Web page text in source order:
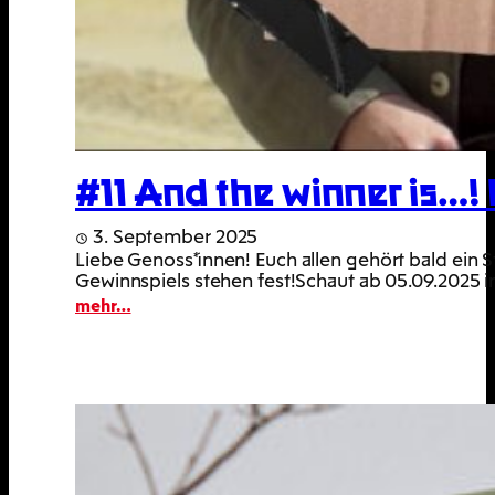
#11 And the winner is…!
3. September 2025
Liebe Genoss*innen! Euch allen gehört bald ein
Gewinnspiels stehen fest!Schaut ab 05.09.2025
mehr…:
is…!
Check